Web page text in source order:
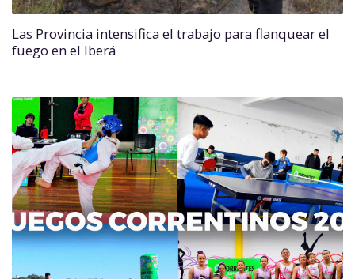
Las Provincia intensifica el trabajo para flanquear el
fuego en el Iberá